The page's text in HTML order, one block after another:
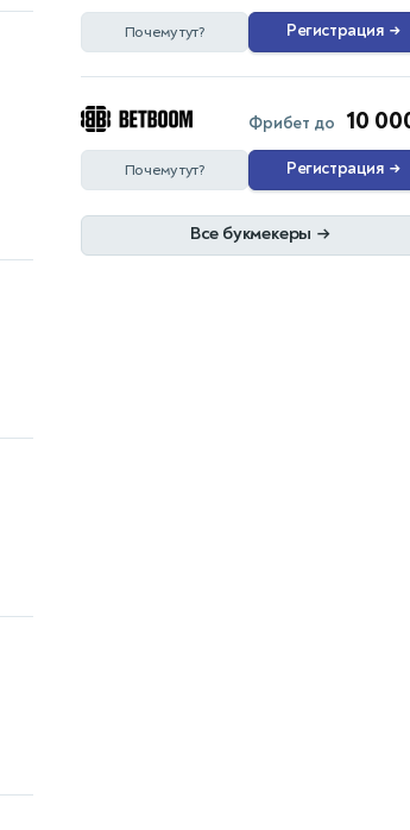
Почему тут? Регистрация →
Фрибет до 10
Почему тут? Регистрация →
Все букмекеры →